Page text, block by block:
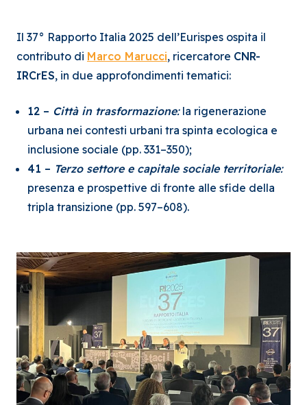
Il 37° Rapporto Italia 2025 dell’Eurispes ospita il
contributo di Marco Marucci, ricercatore CNR-
IRCrES, in due approfondimenti tematici:
12 – Città in trasformazione:la rigenerazione
urbana nei contesti urbani tra spinta ecologica e
inclusione sociale (pp. 331–350);
41 – Terzo settore e capitale sociale territoriale:
presenza e prospettive di fronte alle sfide della
tripla transizione (pp. 597–608).